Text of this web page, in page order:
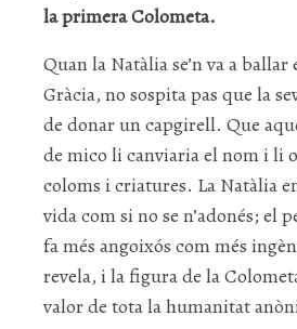
la primera Colometa.
Quan la Natàlia se’n va a
Gràcia, no sospita pas que la
de donar un capgirell. Que
de mico li canviaria el nom i li
coloms i criatures. La Natàlia
vida com si no se n’adonés; el
fa més angoixós com més
revela, i la figura de la
valor de tota la humanitat